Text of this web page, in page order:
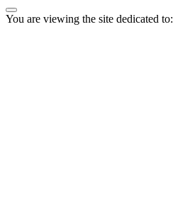
You are viewing the site dedicated to: